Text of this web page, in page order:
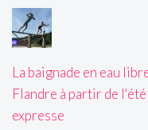
La baignade en eau
Flandre à partir de
expresse